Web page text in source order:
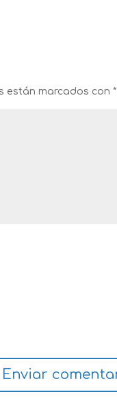
están marcados con*